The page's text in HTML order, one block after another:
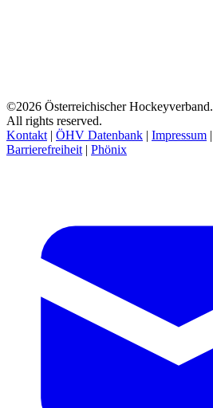
©2026 Österreichischer Hockeyverband.
All rights reserved.
Kontakt | ÖHV Datenbank | Impressum |
Barrierefreiheit | Phönix